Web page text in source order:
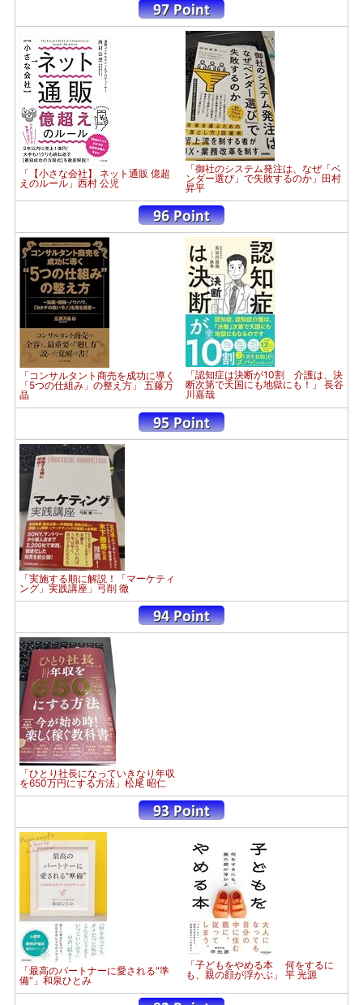
「【小さな会社】 ネット通販 億超
えのルール」西村 公児
「御社のシステム発注は、なぜ「ベ
ンダー選び」で失敗するのか」田村
昇平
「コンサルタント商売を成功に導く
「5つの仕組み」の整え方」 五藤万
晶
「認知症は決断が10割 介護は、決
断次第で天国にも地獄にも！」 長谷
川嘉哉
「実施する順に解説！「マーケティ
ング」実践講座」弓削 徹
「ひとり社長になっていきなり年収
を650万円にする方法」松尾 昭仁
「最高のパートナーに愛される"準
備"」和泉ひとみ
「子どもをやめる本 何をするに
も、親の顔が浮かぶ」 平 光源